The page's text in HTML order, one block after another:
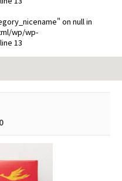
on null in
wp/wp-
13